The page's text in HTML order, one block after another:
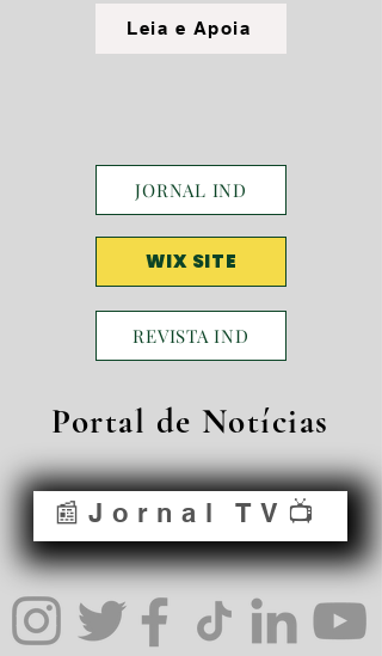
Leia e Apoia
JORNAL IND
WIX SITE
REVISTA IND
Portal de Notícias
📰Jornal TV📺